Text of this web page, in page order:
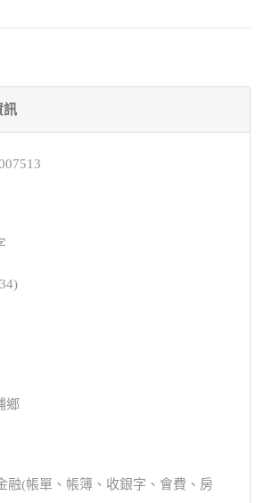
訊
鄉
融(帳單、帳簿、收銀字、會費、房